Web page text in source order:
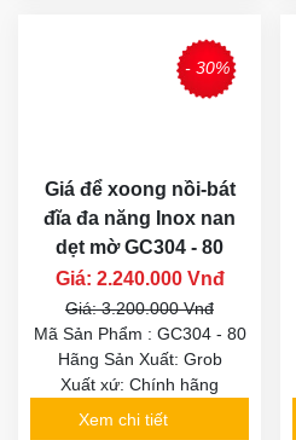
- 30%
Giá để xoong nồi-bát
đĩa đa năng Inox nan
dẹt mờ GC304 - 80
Giá: 2.240.000 Vnđ
Giá: 3.200.000 Vnđ
Mã Sản Phẩm : GC304 - 80
Hãng Sản Xuất: Grob
Xuất xứ: Chính hãng
Xem chi tiết